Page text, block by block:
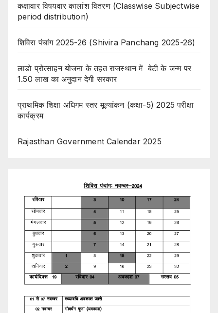
कक्षावार विषयवार कालांश वितरण (Classwise Subjectwise
period distribution)
शिविरा पंचांग 2025-26 (Shivira Panchang 2025-26)
लाडो प्रोत्साहन योजना के तहत राजस्थान में बेटी के जन्म पर
1.50 लाख का अनुदान देगी सरकार
प्राथमिक शिक्षा अधिगम स्तर मूल्यांकन (कक्षा-5) 2025 परीक्षा
कार्यक्रम
Rajasthan Government Calendar 2025